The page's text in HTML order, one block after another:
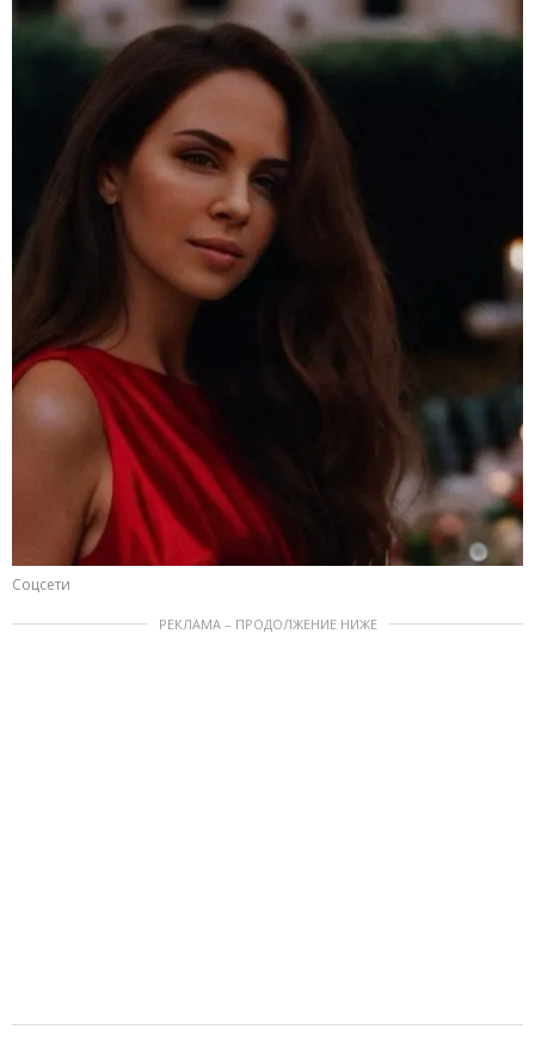
Соцсети
РЕКЛАМА – ПРОДОЛЖЕНИЕ НИЖЕ